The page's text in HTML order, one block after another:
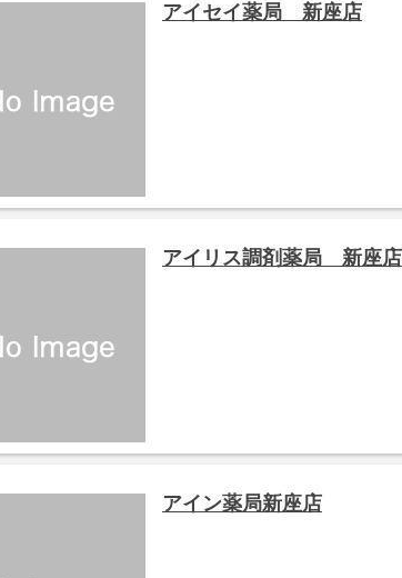
アイセイ薬局 新座店
アイリス調剤薬局 新座店
アイン薬局新座店